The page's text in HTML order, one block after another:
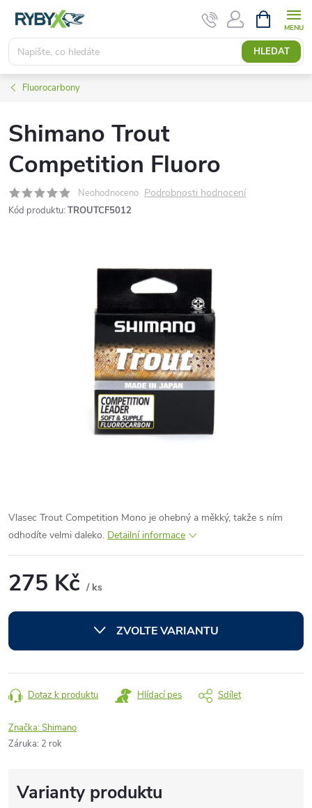
obsah
HLEDAT
NÁKUPNÍ
KOŠÍK
Fluorocarbony
Shimano Trout
Competition Fluoro
Neohodnoceno Podrobnosti hodnocení
Kód produktu: TROUTCF5012
Vlasec Trout Competition Mono je ohebný a měkký, takže s ním
odhodíte velmi daleko. Detailní informace
275 Kč / ks
cena:
ZVOLTE VARIANTU
Dotaz k produktu Hlídací pes Sdílet
Značka:Shimano
Záruka: 2 rok